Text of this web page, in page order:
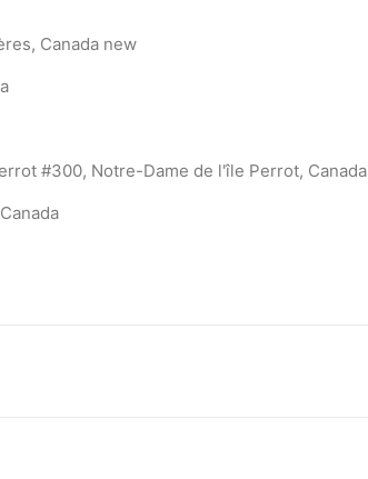
Canada new
#300, Notre-Dame de l'île Perrot, Canada